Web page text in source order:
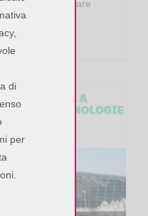
shop per innovare
di
per